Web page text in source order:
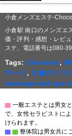
小倉メンズエステ-
小倉駅 南口のメンズエ
価・評判・感想・レビ
ステ、電話番号は080-
Tags: Chocorun,
サージ, 小倉のリラ
massage and spa
▇ 一般エステとは男女
で、女性セラピストに
けられます。
▇ ▇ 整体院は男女共に